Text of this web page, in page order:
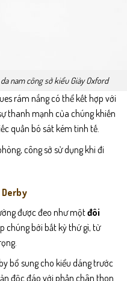
da nam công sở kiểu Giày Oxford
rám nắng có thể kết hợp với
thanh mạnh của chúng khiến
quần bó sát kém tinh tế.
công sở sử dụng khi đi
Derby
được đeo như mộtđôi
chúng bới bất kỳ thứ gì, từ
bổ sung cho kiểu dáng trước
độc đáo với phần chân thon